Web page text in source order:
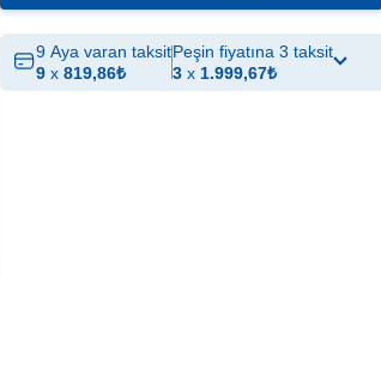
9 Aya varan taksit
9 x 819,86₺
Peşin fiyatına 3 taksit
3 x 1.999,67₺